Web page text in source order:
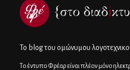
To blog του ομώνυμου
Το έντυπο Φρέαρ είναι πλέον μόνο